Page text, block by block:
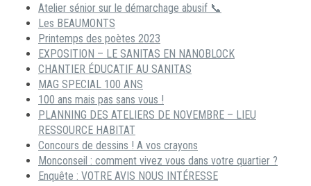
Atelier sénior sur le démarchage abusif 📞
Les BEAUMONTS
Printemps des poètes 2023
EXPOSITION – LE SANITAS EN NANOBLOCK
CHANTIER ÉDUCATIF AU SANITAS
MAG SPECIAL 100 ANS
100 ans mais pas sans vous !
PLANNING DES ATELIERS DE NOVEMBRE – LIEU
RESSOURCE HABITAT
Concours de dessins ! A vos crayons
Monconseil : comment vivez vous dans votre quartier ?
Enquête : VOTRE AVIS NOUS INTÉRESSE